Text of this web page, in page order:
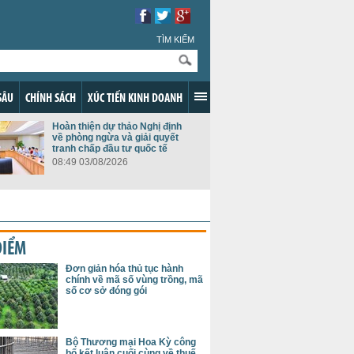
TÌM KIẾM
CHÍNH SÁCH XÚC TIẾN KINH DOANH
Hoàn thiện dự thảo Nghị định
về phòng ngừa và giải quyết
tranh chấp đầu tư quốc tế
08:49 03/08/2026
Đơn giản hóa thủ tục hành
chính về mã số vùng trồng, mã
số cơ sở đóng gói
Bộ Thương mại Hoa Kỳ công